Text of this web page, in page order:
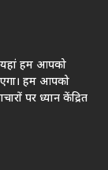
यहां हम आपको
हम आपको
पर ध्यान केंद्रित